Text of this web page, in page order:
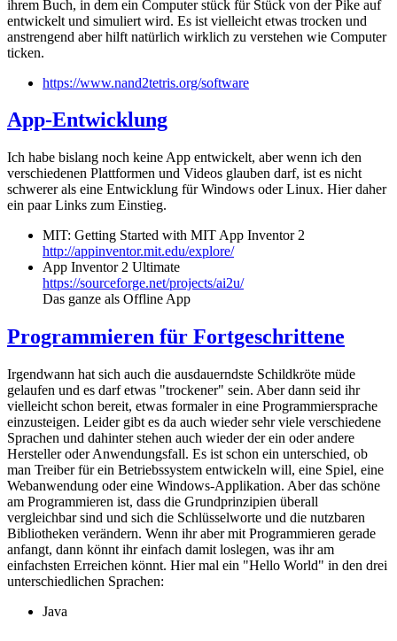
ihrem Buch, in dem ein Computer stück für Stück von der Pike auf
entwickelt und simuliert wird. Es ist vielleicht etwas trocken und
anstrengend aber hilft natürlich wirklich zu verstehen wie Computer
ticken.
https://www.nand2tetris.org/software
App-Entwicklung
Ich habe bislang noch keine App entwickelt, aber wenn ich den
verschiedenen Plattformen und Videos glauben darf, ist es nicht
schwerer als eine Entwicklung für Windows oder Linux. Hier daher
ein paar Links zum Einstieg.
MIT: Getting Started with MIT App Inventor 2
http://appinventor.mit.edu/explore/
App Inventor 2 Ultimate
https://sourceforge.net/projects/ai2u/
Das ganze als Offline App
Programmieren für Fortgeschrittene
Irgendwann hat sich auch die ausdauerndste Schildkröte müde
gelaufen und es darf etwas "trockener" sein. Aber dann seid ihr
vielleicht schon bereit, etwas formaler in eine Programmiersprache
einzusteigen. Leider gibt es da auch wieder sehr viele verschiedene
Sprachen und dahinter stehen auch wieder der ein oder andere
Hersteller oder Anwendungsfall. Es ist schon ein unterschied, ob
man Treiber für ein Betriebssystem entwickeln will, eine Spiel, eine
Webanwendung oder eine Windows-Applikation. Aber das schöne
am Programmieren ist, dass die Grundprinzipien überall
vergleichbar sind und sich die Schlüsselworte und die nutzbaren
Bibliotheken verändern. Wenn ihr aber mit Programmieren gerade
anfangt, dann könnt ihr einfach damit loslegen, was ihr am
einfachsten Erreichen könnt. Hier mal ein "Hello World" in den drei
unterschiedlichen Sprachen:
Java